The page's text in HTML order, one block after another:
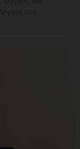
στη